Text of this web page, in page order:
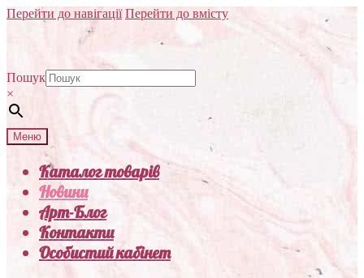
Перейти до навігації Перейти до вмісту
Пошук
×
Меню
Каталог товарів
Новини
Арт-Блог
Контакти
Особистий кабінет